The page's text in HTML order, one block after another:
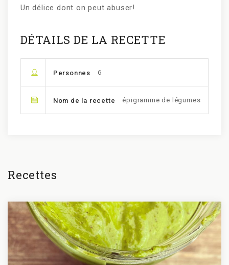
Un délice dont on peut abuser!
DÉTAILS DE LA RECETTE
Personnes 6
Nom de la recette épigramme de légumes
Recettes